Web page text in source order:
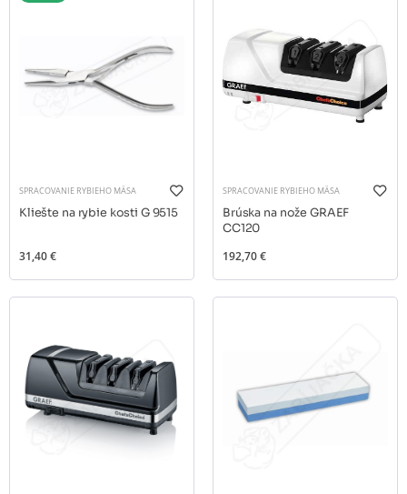
SPRACOVANIE RYBIEHO MÄSA
Kliešte na rybie kosti G 9515
31,40 €
SPRACOVANIE RYBIEHO MÄSA
Brúska na nože GRAEF
CC120
192,70 €